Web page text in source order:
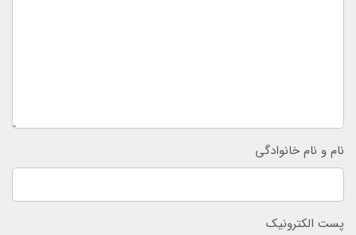
نام و نام خانوادگی
پست الکترونیک